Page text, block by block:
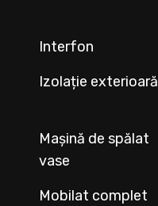
Interfon
Izolație exterioară
Mașină de spălat
vase
Mobilat complet